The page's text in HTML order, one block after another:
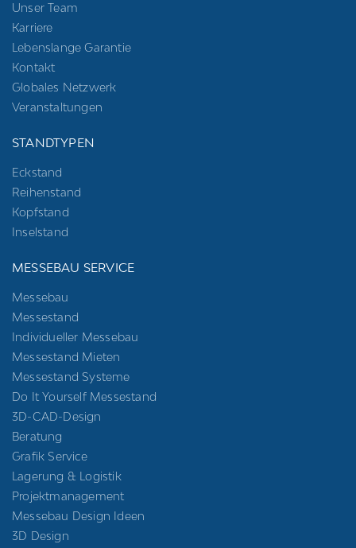
Unser Team
Karriere
Lebenslange Garantie
Kontakt
Globales Netzwerk
Veranstaltungen
STANDTYPEN
Eckstand
Reihenstand
Kopfstand
Inselstand
MESSEBAU SERVICE
Messebau
Messestand
Individueller Messebau
Messestand Mieten
Messestand Systeme
Do It Yourself Messestand
3D-CAD-Design
Beratung
Grafik Service
Lagerung & Logistik
Projektmanagement
Messebau Design Ideen
3D Design